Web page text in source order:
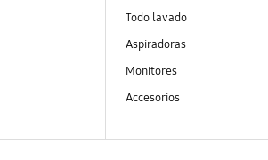
Todo lavado
Aspiradoras
Monitores
Accesorios